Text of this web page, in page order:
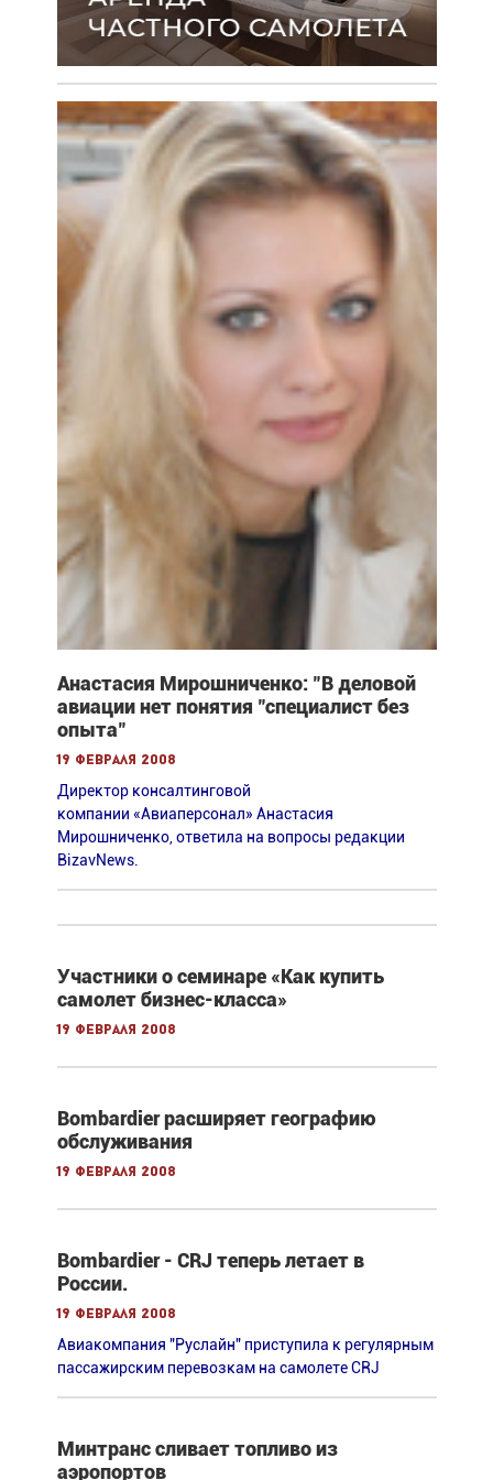
Анастасия Мирошниченко: "В деловой
авиации нет понятия "специалист без
опыта"
19 февраля 2008
Директор консалтинговой
компании «Авиаперсонал» Анастасия
Мирошниченко, ответила на вопросы редакции
BizavNews.
Участники о семинаре «Как купить
самолет бизнес-класса»
19 февраля 2008
Bombardier расширяет географию
обслуживания
19 февраля 2008
Bombardier - CRJ теперь летает в
России.
19 февраля 2008
Авиакомпания "Руслайн" приступила к регулярным
пассажирским перевозкам на самолете CRJ
Минтранс сливает топливо из
аэропортов